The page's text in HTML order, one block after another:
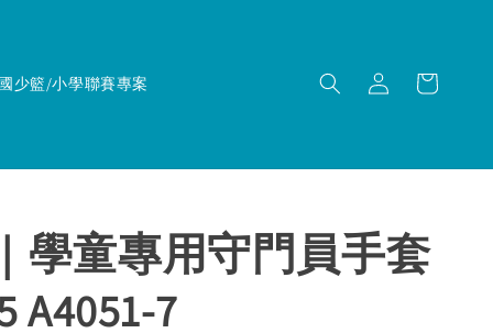
少籃/小學聯賽專案
學童專用守門員手套
A4051-7